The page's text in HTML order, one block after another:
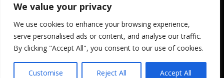
We value your privacy
We use cookies to enhance your browsing experience,
serve personalised ads or content, and analyse our traffic.
By clicking "Accept All", you consent to our use of cookies.
Customise Reject All Accept All
MENTIONS LÉGALES & CONFIDENTIALITÉ PUBLICITÉ
CONTACTEZ-NOUS!